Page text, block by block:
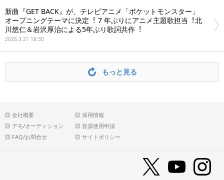
新曲『GET BACK』が、テレビアニメ「ポケットモンスター」
オープニングテーマに決定︕ 7 年ぶりにアニメ主題歌担当︕北
川悠仁＆岩沢厚治による5年ぶり歌詞共作︕
2025.3.21 18:30
もっと見る
会社概要
採用情報
デモ/オーディション
音源使用申請
FAQ/お問合せ
サイトポリシー